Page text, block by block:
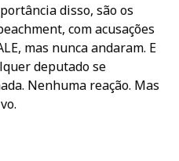
disso, são os
com acusações
mas nunca andaram. E
deputado se
Nenhuma reação. Mas